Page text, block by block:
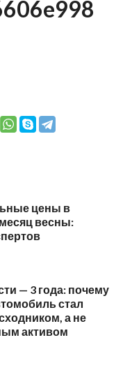
цены в
весны:
— 3 года: почему
стал
а не
активом